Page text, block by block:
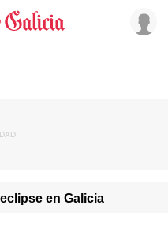
en Galicia